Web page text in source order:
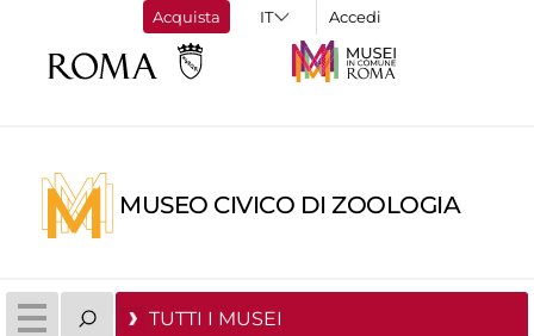
Acquista Accedi
MUSEO CIVICO DI ZOOLOGIA
TUTTI I MUSEI